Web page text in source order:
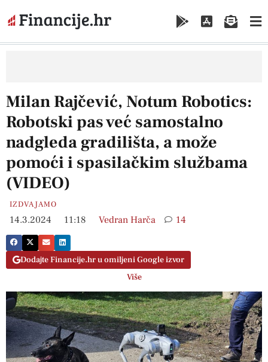
Milan Rajčević, Notum Robotics:
Robotski pas već samostalno
nadgleda gradilišta, a može
pomoći i spasilačkim službama
(VIDEO)
IZDVAJAMO
14.3.2024 11:18 Vedran Harča 14
Dodajte Financije.hr u omiljeni Google izvor
Više